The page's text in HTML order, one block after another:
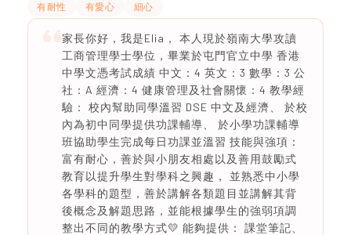
有耐性 有愛心 細心
家長你好，我是Elia， 本人現於嶺南大學攻讀
工商管理學士學位，畢業於屯門官立中學 香港
中學文憑考試成績 中文：4 英文：3 數學：3 公
社：A 經濟：4 健康管理及社會關懷：4 教學經
驗： 校內幫助同學溫習 DSE 中文及經濟、 於校
內為初中同學提供功課輔導、 於小學功課輔導
班協助學生完成每日功課並溫習 技能與強項：
富有耐心，善於與小朋友相處以及善用鼓勵式
教育以提升學生對學科之興趣， 並熟悉中小學
各學科的題型，善於講解各類題目並講解其背
後概念及解題思路，並能根據學生的強弱項調
整出不同的教學方式💛 能夠提供： 課堂筆記、